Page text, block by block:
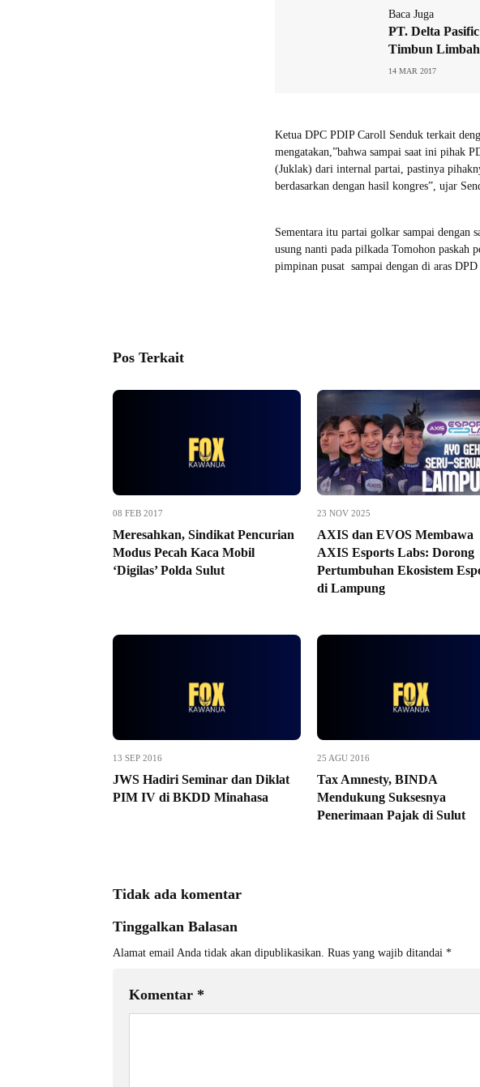
Baca Juga
PT. Delta
Timbun
14 MAR 2017
Ketua DPC PDIP Caroll Senduk terkait
mengatakan,”bahwa sampai saat ini pihak
(Juklak) dari internal partai, pastinya
berdasarkan dengan hasil kongres”, ujar
Sementara itu partai golkar sampai dengan
usung nanti pada pilkada Tomohon paskah
pimpinan pusat sampai dengan di aras
Pos Terkait
08 FEB 2017
Meresahkan, Sindikat Pencurian
Modus Pecah Kaca Mobil
‘Digilas’ Polda Sulut
23 NOV 2025
AXIS dan EVOS Membawa
AXIS Esports Labs: Dorong
Pertumbuhan Ekosistem
di Lampung
13 SEP 2016
JWS Hadiri Seminar dan Diklat
PIM IV di BKDD Minahasa
25 AGU 2016
Tax Amnesty, BINDA
Mendukung Suksesnya
Penerimaan Pajak di Sulut
Tidak ada komentar
Tinggalkan Balasan
Alamat email Anda tidak akan dipublikasikan. Ruas yang wajib ditandai *
Komentar *